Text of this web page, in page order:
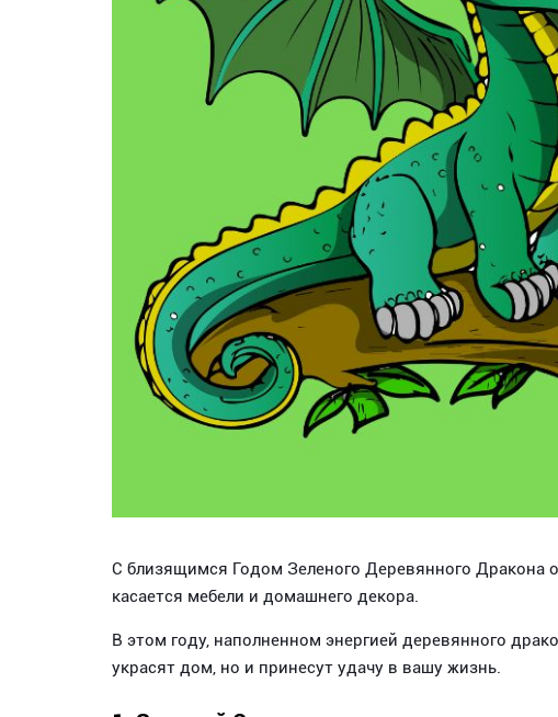
С близящимся Годом Зеленого Деревянного Дракона
касается мебели и домашнего декора.
В этом году, наполненном энергией деревянного
украсят дом, но и принесут удачу в вашу жизнь.